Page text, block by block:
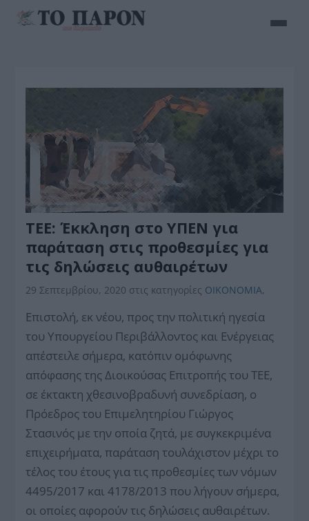
ΤΕΕ: Έκκληση στο ΥΠΕΝ για
παράταση στις προθεσμίες για
τις δηλώσεις αυθαιρέτων
29 Σεπτεμβρίου, 2020 στις κατηγορίες ΟΙΚΟΝΟΜΙΑ,
Επιστολή, εκ νέου, προς την πολιτική ηγεσία
του Υπουργείου Περιβάλλοντος και Ενέργειας
απέστειλε σήμερα, κατόπιν ομόφωνης
απόφασης της Διοικούσας Επιτροπής του ΤΕΕ,
σε έκτακτη χθεσινοβραδυνή συνεδρίαση, ο
Πρόεδρος του Επιμελητηρίου Γιώργος
Στασινός με την οποία ζητά, με συγκεκριμένα
επιχειρήματα, παράταση τουλάχιστον μέχρι το
τέλος του έτους για τις προθεσμίες των νόμων
4495/2017 και 4178/2013 που λήγουν σήμερα,
οι οποίες αφορούν τις δηλώσεις αυθαιρέτων.